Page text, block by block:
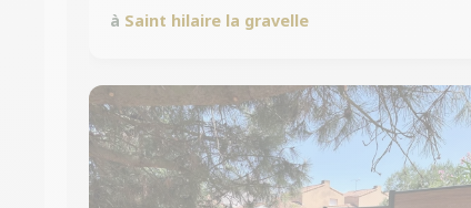
à Saint hilaire la gravelle